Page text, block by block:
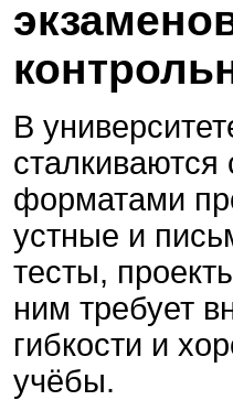
В
форматами
устные и
тесты,
ним требует
гибкости и
учёбы.